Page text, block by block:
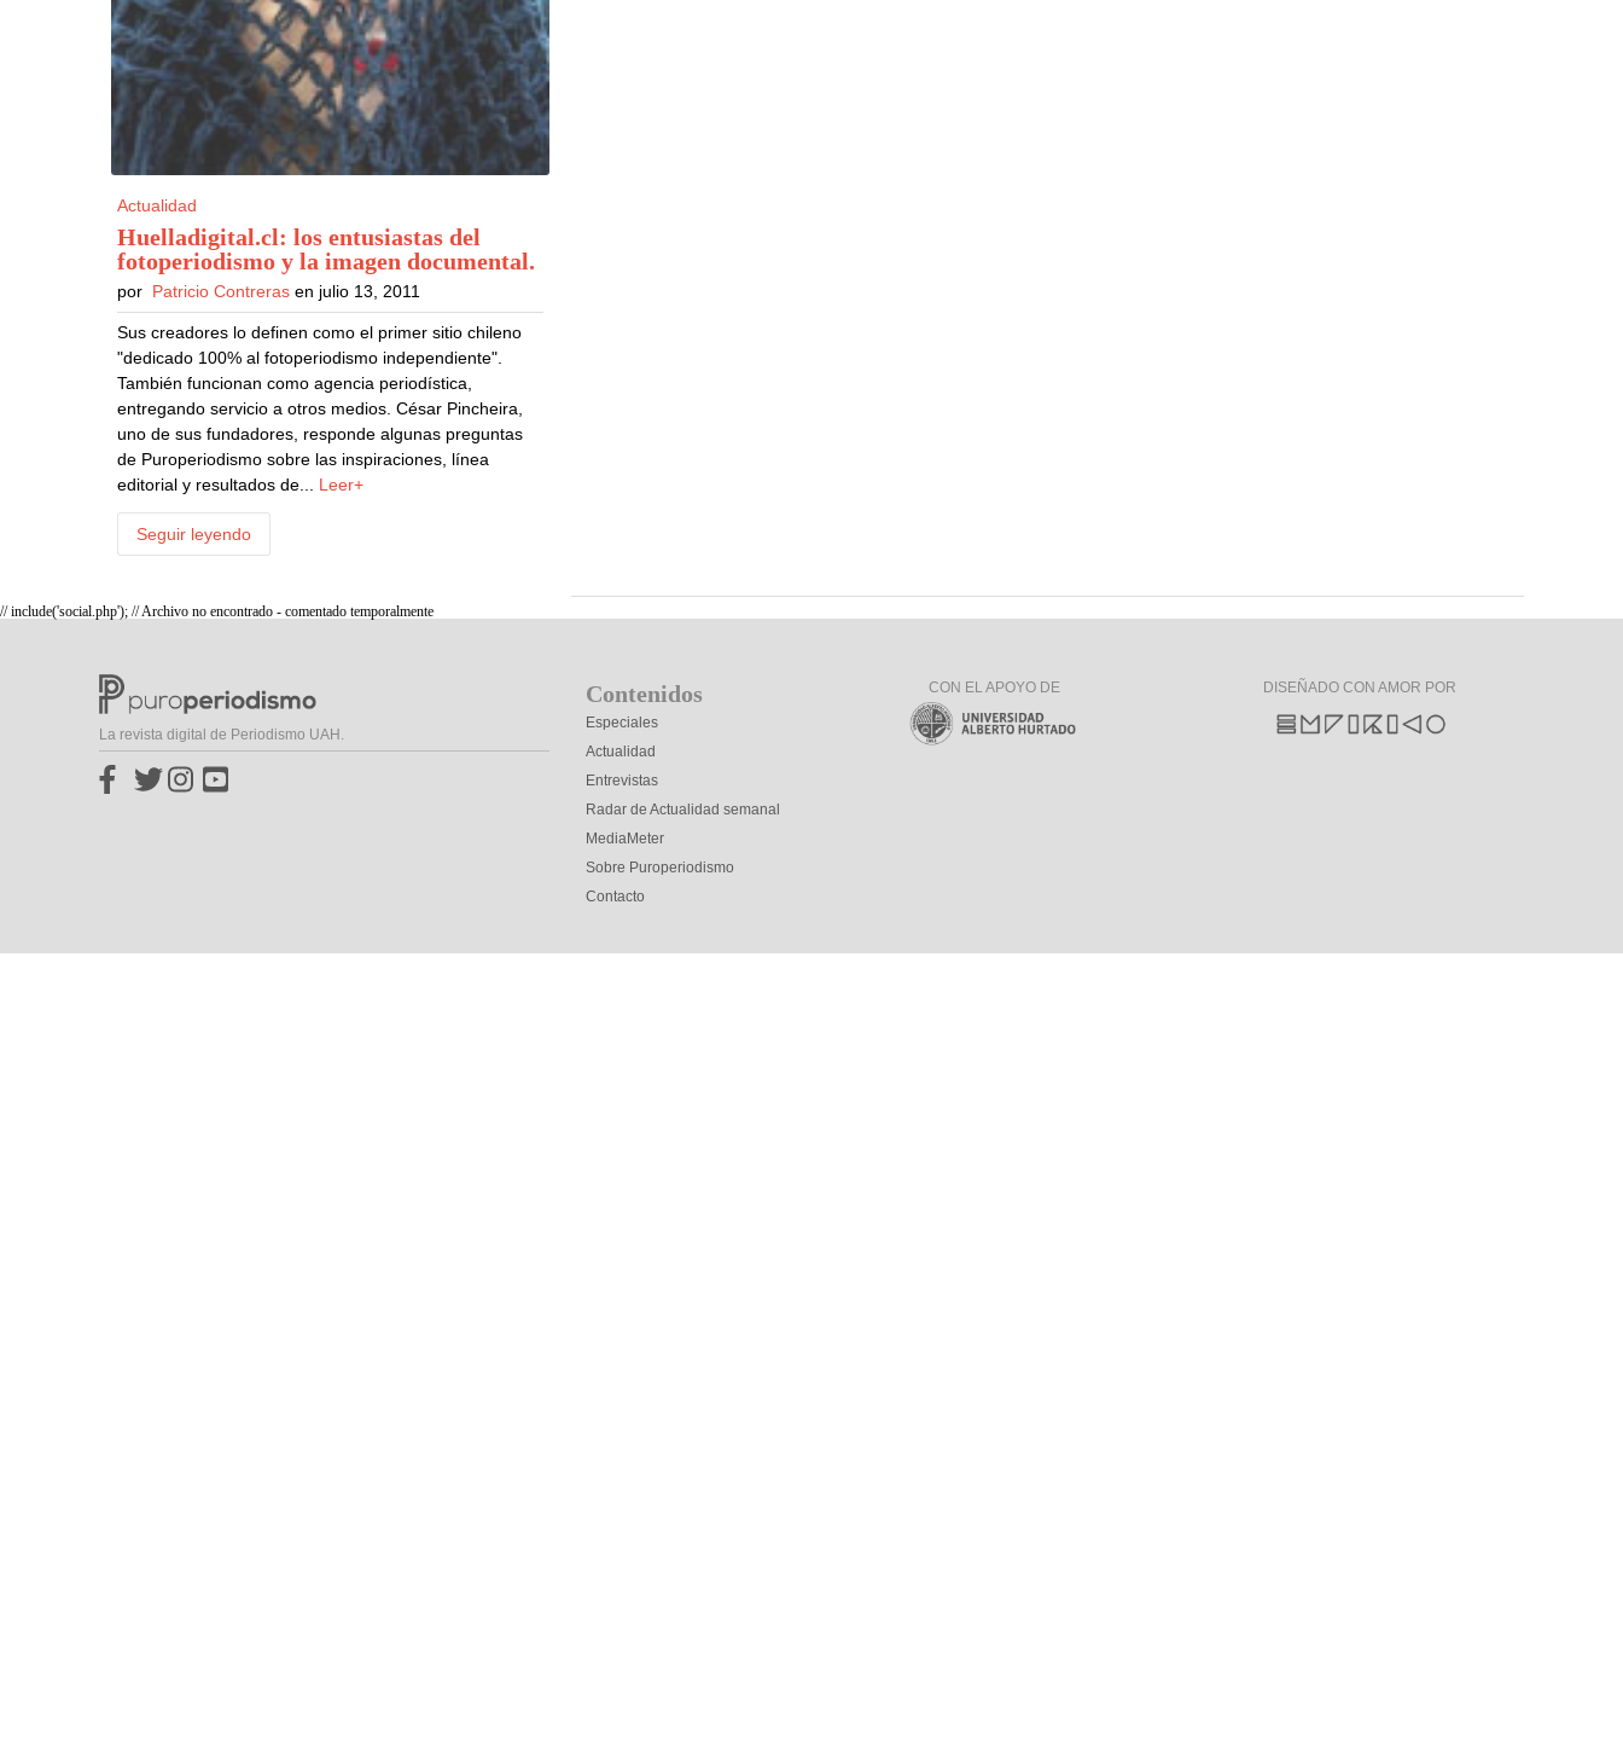
Actualidad
Huelladigital.cl: los entusiastas del
fotoperiodismo y la imagen documental.
por Patricio Contreras en julio 13, 2011
Sus creadores lo definen como el primer sitio chileno
"dedicado 100% al fotoperiodismo independiente".
También funcionan como agencia periodística,
entregando servicio a otros medios. César Pincheira,
uno de sus fundadores, responde algunas preguntas
de Puroperiodismo sobre las inspiraciones, línea
editorial y resultados de... Leer+
Seguir leyendo
// include('social.php'); // Archivo no encontrado - comentado temporalmente
La revista digital de Periodismo UAH.
Contenidos
Especiales
Actualidad
Entrevistas
Radar de Actualidad semanal
MediaMeter
Sobre Puroperiodismo
Contacto
CON EL APOYO DE DISEÑADO CON AMOR POR